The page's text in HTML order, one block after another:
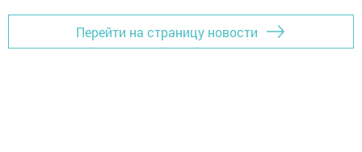
Перейти на страницу новости